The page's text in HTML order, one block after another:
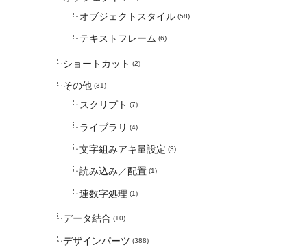
オブジェクトスタイル (58)
テキストフレーム (6)
ショートカット (2)
その他 (31)
スクリプト (7)
ライブラリ (4)
文字組みアキ量設定 (3)
読み込み／配置 (1)
連数字処理 (1)
データ結合 (10)
デザインパーツ (388)